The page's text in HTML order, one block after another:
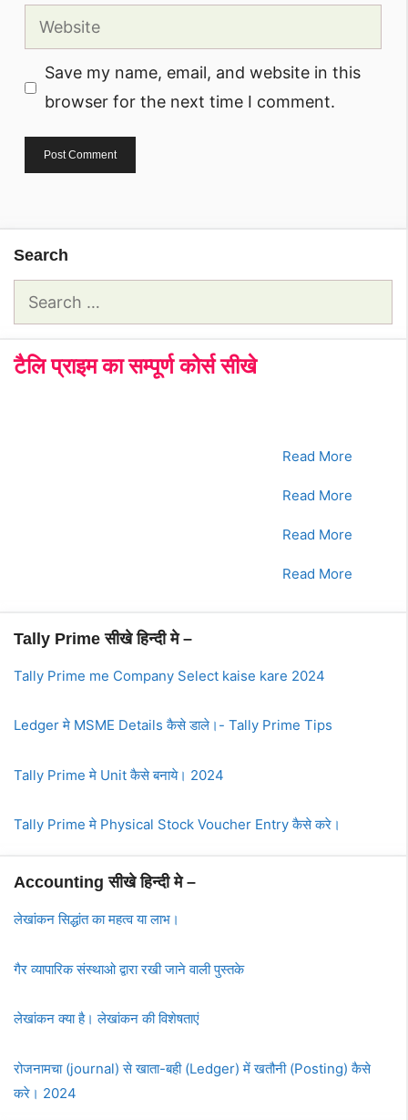
Website
Save my name, email, and website in this
browser for the next time I comment.
Search
टैलि प्राइम का सम्पूर्ण कोर्स सीखे
Read More
Read More
Read More
Read More
Tally Prime सीखे हिन्दी मे –
Tally Prime me Company Select kaise kare 2024
Ledger मे MSME Details कैसे डाले।- Tally Prime Tips
Tally Prime मे Unit कैसे बनाये। 2024
Tally Prime मे Physical Stock Voucher Entry कैसे करे।
Accounting सीखे हिन्दी मे –
लेखांकन सिद्धांत का महत्व या लाभ।
गैर व्यापारिक संस्थाओ द्वारा रखी जाने वाली पुस्तके
लेखांकन क्या है। लेखांकन की विशेषताएं
रोजनामचा (journal) से खाता-बही (Ledger) में खतौनी (Posting) कैसे
करे। 2024